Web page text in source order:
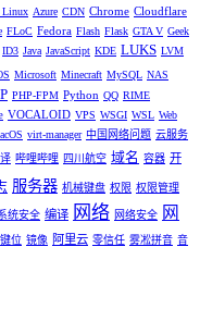
Linux Azure CDN Chrome Cloudflare
FLoC Fedora Flash Flask GTA V Geek
ID3 Java JavaScript KDE LUKS LVM
Microsoft Minecraft MySQL NAS
PHP-FPM Python QQ RIME
VOCALOID VPS WSGI WSL Web
virt-manager 中国网络问题 云服务
哔哩哔哩 四川航空 域名 容器 开
服务器 机械键盘 权限 权限管理
统安全 编译 网络 网络安全
网
键位 镜像 阿里云 零信任 雾凇拼音 音